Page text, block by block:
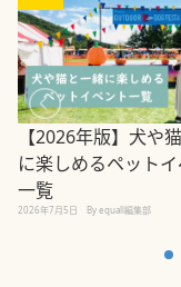
【2026年版】犬や
に楽しめるペット
一覧
2026年7月5日 By equall編集部